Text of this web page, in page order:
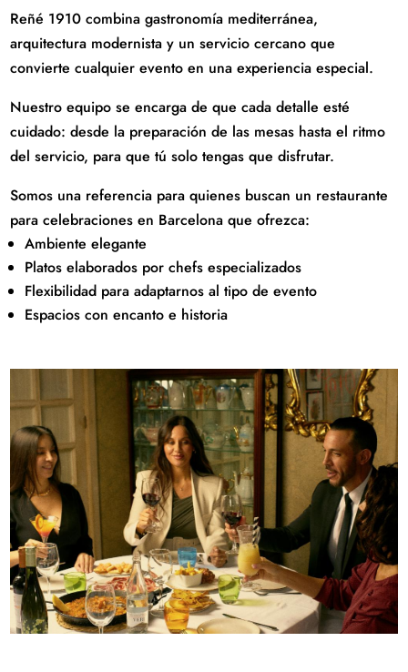
Reñé 1910 combina gastronomía mediterránea,
arquitectura modernista y un servicio cercano que
convierte cualquier evento en una experiencia especial.
Nuestro equipo se encarga de que cada detalle esté
cuidado: desde la preparación de las mesas hasta el ritmo
del servicio, para que tú solo tengas que disfrutar.
Somos una referencia para quienes buscan un restaurante
para celebraciones en Barcelona que ofrezca:
Ambiente elegante
Platos elaborados por chefs especializados
Flexibilidad para adaptarnos al tipo de evento
Espacios con encanto e historia